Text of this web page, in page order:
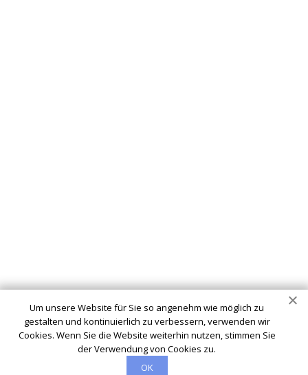
Um unsere Website für Sie so angenehm wie möglich zu
gestalten und kontinuierlich zu verbessern, verwenden wir
Cookies. Wenn Sie die Website weiterhin nutzen, stimmen Sie
der Verwendung von Cookies zu.
OK
Wir sind Ihr vertrauenswürdiger Partner für professionelle
Schlüsseldienstleistungen in Recke. Ob Sie sich ausgesperrt
haben, ein defektes Schloss haben oder Ihre Sicherheit
verbessern möchten - wir sind hier, um Ihnen zu helfen.